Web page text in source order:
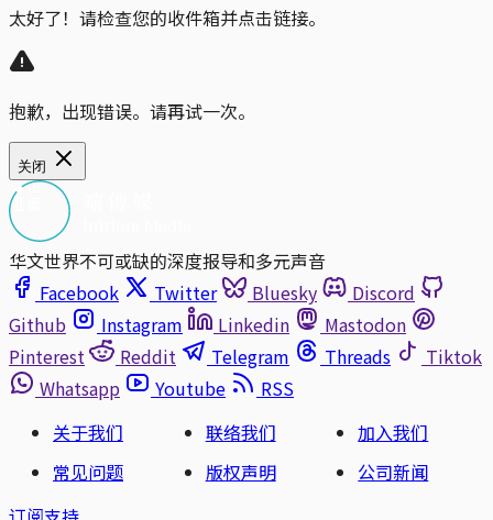
太好了！请检查您的收件箱并点击链接。
抱歉，出现错误。请再试一次。
关闭
华文世界不可或缺的深度报导和多元声音
Facebook
Twitter Bluesky
Discord
Github
Instagram Linkedin
Mastodon
Pinterest
Reddit Telegram Threads
Tiktok
Whatsapp
Youtube
RSS
关于我们
联络我们
加入我们
常见问题
版权声明
公司新闻